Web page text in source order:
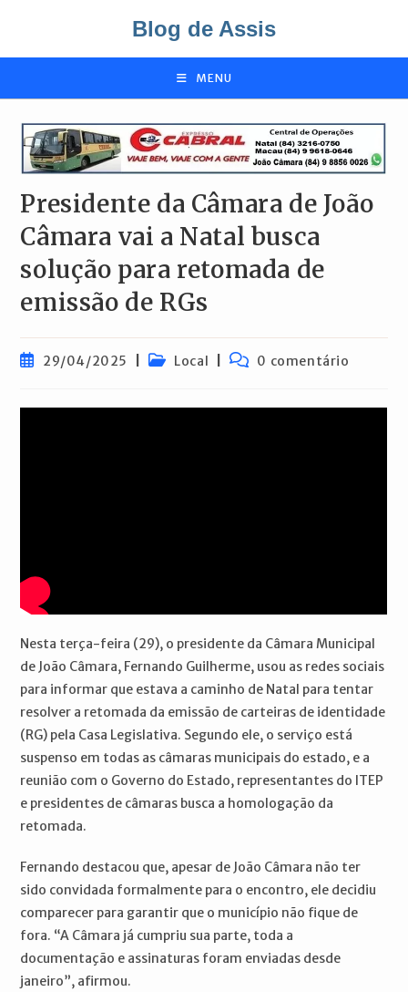
o
Blog de Assis
MENU
Presidente da Câmara de João
Câmara vai a Natal busca
solução para retomada de
emissão de RGs
Post29/04/2025
Categoria
Local
Comentários
0 comentário
Nesta terça-feira (29), o presidente da Câmara Municipal
de João Câmara, Fernando Guilherme, usou as redes sociais
para informar que estava a caminho de Natal para tentar
resolver a retomada da emissão de carteiras de identidade
(RG) pela Casa Legislativa. Segundo ele, o serviço está
suspenso em todas as câmaras municipais do estado, e a
reunião com o Governo do Estado, representantes do ITEP
e presidentes de câmaras busca a homologação da
retomada.
Fernando destacou que, apesar de João Câmara não ter
sido convidada formalmente para o encontro, ele decidiu
comparecer para garantir que o município não fique de
fora. “A Câmara já cumpriu sua parte, toda a
documentação e assinaturas foram enviadas desde
janeiro”, afirmou.